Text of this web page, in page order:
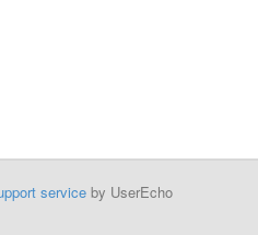
serviceby UserEcho